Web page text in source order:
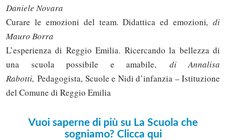
Daniele Novara
Curare le emozioni del team. Didattica ed emozioni, di
Mauro Borra
L’esperienza di Reggio Emilia. Ricercando la bellezza di
una scuola possibile e amabile, di Annalisa
Rabotti, Pedagogista, Scuole e Nidi d’infanzia – Istituzione
del Comune di Reggio Emilia
Vuoi saperne di più su La Scuola che
sogniamo? Clicca qui